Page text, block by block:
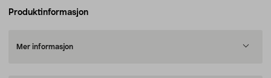
Produktinformasjon
Mer informasjon